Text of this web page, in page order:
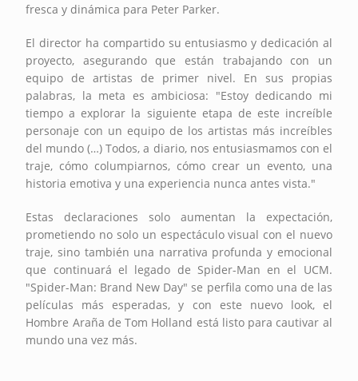
fresca y dinámica para Peter Parker.
El director ha compartido su entusiasmo y dedicación al
proyecto, asegurando que están trabajando con un
equipo de artistas de primer nivel. En sus propias
palabras, la meta es ambiciosa: "Estoy dedicando mi
tiempo a explorar la siguiente etapa de este increíble
personaje con un equipo de los artistas más increíbles
del mundo (…) Todos, a diario, nos entusiasmamos con el
traje, cómo columpiarnos, cómo crear un evento, una
historia emotiva y una experiencia nunca antes vista."
Estas declaraciones solo aumentan la expectación,
prometiendo no solo un espectáculo visual con el nuevo
traje, sino también una narrativa profunda y emocional
que continuará el legado de Spider-Man en el UCM.
"Spider-Man: Brand New Day" se perfila como una de las
películas más esperadas, y con este nuevo look, el
Hombre Araña de Tom Holland está listo para cautivar al
mundo una vez más.